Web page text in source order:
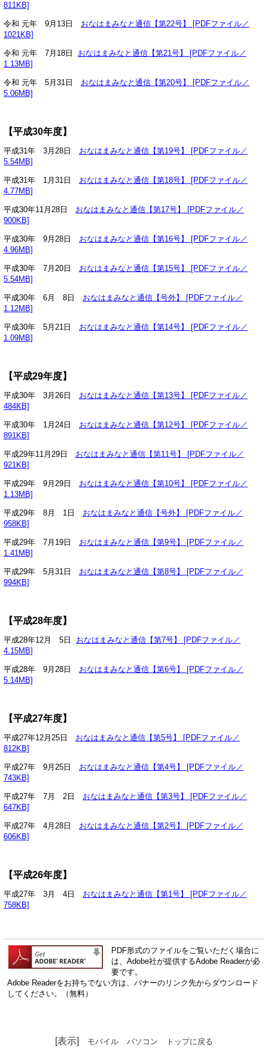
811KB]
令和 元年 9月13日 おなはまみなと通信【第22号】 [PDFファイル／
1021KB]
令和 元年 7月18日 おなはまみなと通信【第21号】 [PDFファイル／
1.13MB]
令和 元年 5月31日 おなはまみなと通信【第20号】 [PDFファイル／
5.06MB]
【平成30年度】
平成31年 3月28日 おなはまみなと通信【第19号】 [PDFファイル／
5.54MB]
平成31年 1月31日 おなはまみなと通信【第18号】 [PDFファイル／
4.77MB]
平成30年11月28日 おなはまみなと通信【第17号】 [PDFファイル／
900KB]
平成30年 9月28日 おなはまみなと通信【第16号】 [PDFファイル／
4.96MB]
平成30年 7月20日 おなはまみなと通信【第15号】 [PDFファイル／
5.54MB]
平成30年 6月 8日 おなはまみなと通信【号外】 [PDFファイル／
1.12MB]
平成30年 5月21日 おなはまみなと通信【第14号】 [PDFファイル／
1.09MB]
【平成29年度】
平成30年 3月26日 おなはまみなと通信【第13号】 [PDFファイル／
484KB]
平成30年 1月24日 おなはまみなと通信【第12号】 [PDFファイル／
891KB]
平成29年11月29日 おなはまみなと通信【第11号】 [PDFファイル／
921KB]
平成29年 9月29日 おなはまみなと通信【第10号】 [PDFファイル／
1.13MB]
平成29年 8月 1日 おなはまみなと通信【号外】 [PDFファイル／
958KB]
平成29年 7月19日 おなはまみなと通信【第9号】 [PDFファイル／
1.41MB]
平成29年 5月31日 おなはまみなと通信【第8号】 [PDFファイル／
994KB]
【平成28年度】
平成28年12月 5日 おなはまみなと通信【第7号】 [PDFファイル／
4.15MB]
平成28年 9月28日 おなはまみなと通信【第6号】 [PDFファイル／
5.14MB]
【平成27年度】
平成27年12月25日 おなはまみなと通信【第5号】 [PDFファイル／
812KB]
平成27年 9月25日 おなはまみなと通信【第4号】 [PDFファイル／
743KB]
平成27年 7月 2日 おなはまみなと通信【第3号】 [PDFファイル／
647KB]
平成27年 4月28日 おなはまみなと通信【第2号】 [PDFファイル／
606KB]
【平成26年度】
平成27年 3月 4日 おなはまみなと通信【第1号】 [PDFファイル／
758KB]
PDF形式のファイルをご覧いただく場合に
は、Adobe社が提供するAdobe Readerが必
要です。
Adobe Readerをお持ちでない方は、バナーのリンク先からダウンロード
してください。（無料）
[表示] モバイル パソコン トップに戻る